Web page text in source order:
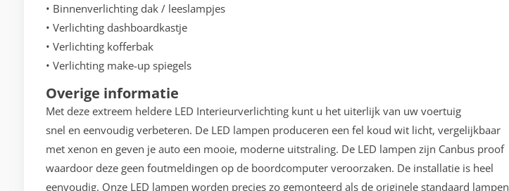
• Binnenverlichting dak / leeslampjes
• Verlichting dashboardkastje
• Verlichting kofferbak
• Verlichting make-up spiegels
Overige informatie
Met deze extreem heldere LED Interieurverlichting kunt u het uiterlijk van uw voertuig
snel en eenvoudig verbeteren. De LED lampen produceren een fel koud wit licht, vergelijkbaar
met xenon en geven je auto een mooie, moderne uitstraling. De LED lampen zijn Canbus proof
waardoor deze geen foutmeldingen op de boordcomputer veroorzaken. De installatie is heel
eenvoudig. Onze LED lampen worden precies zo gemonteerd als de originele standaard lampen